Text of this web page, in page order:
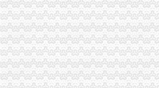
[公告]海南海：国海证券股份有限公司关于公
重庆天地和装饰豪装不豪价高品质装修决定
购房买到“宅”法院判双方合同撤销_房产重庆
重庆天地合家装流程-家居装修资讯网
海南海：关于控股子公司使用部分闲置募集
海南海：国海证券股份有限公司关于公司控
12月31日影响沪深两市上市公司股价公告速